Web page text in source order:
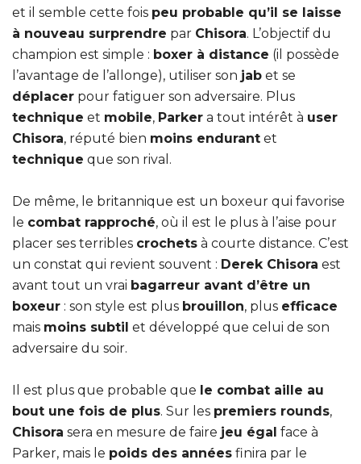
et il semble cette fois peu probable qu’il se laisse
à nouveau surprendre par Chisora. L’objectif du
champion est simple : boxer à distance (il possède
l’avantage de l’allonge), utiliser son jab et se
déplacer pour fatiguer son adversaire. Plus
technique et mobile, Parker a tout intérêt à user
Chisora, réputé bien moins endurant et
technique que son rival.
De même, le britannique est un boxeur qui favorise
le combat rapproché, où il est le plus à l’aise pour
placer ses terribles crochets à courte distance. C’est
un constat qui revient souvent : Derek Chisora est
avant tout un vrai bagarreur avant d’être un
boxeur : son style est plus brouillon, plus efficace
mais moins subtil et développé que celui de son
adversaire du soir.
Il est plus que probable que le combat aille au
bout une fois de plus. Sur les premiers rounds,
Chisora sera en mesure de faire jeu égal face à
Parker, mais le poids des années finira par le